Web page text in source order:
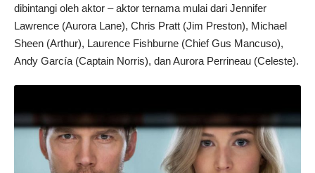
dibintangi oleh aktor – aktor ternama mulai dari Jennifer
Lawrence (Aurora Lane), Chris Pratt (Jim Preston), Michael
Sheen (Arthur), Laurence Fishburne (Chief Gus Mancuso),
Andy García (Captain Norris), dan Aurora Perrineau (Celeste).